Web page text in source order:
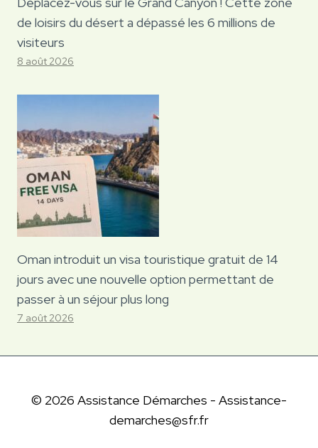
de loisirs du désert a dépassé les 6 millions de
visiteurs
8 août 2026
Oman introduit un visa touristique gratuit de 14
jours avec une nouvelle option permettant de
passer à un séjour plus long
7 août 2026
© 2026 Assistance Démarches - Assistance-
demarches@sfr.fr